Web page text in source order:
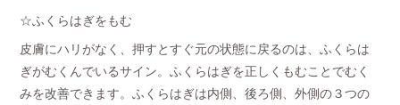
☆ふくらはぎをもむ
皮膚にハリがなく、押すとすぐ元の状態に戻るのは、ふくらは
ぎがむくんでいるサイン。ふくらはぎを正しくもむことでむく
みを改善できます。ふくらはぎは内側、後ろ側、外側の３つの